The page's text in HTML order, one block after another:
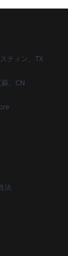
ティン、TX
、CN
法